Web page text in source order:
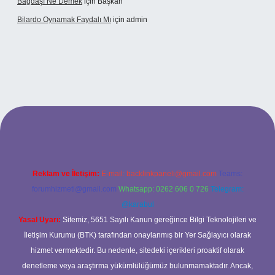
Bilardo Oynamak Faydalı Mı için admin
bahis sitesi
Reklam ve İletişim: E-mail: backlinkpaneli@gmail.com Teams:
forumhizmeti@gmail.com Whatsapp: 0262 606 0 726 Telegram:
@karabul
Yasal Uyarı: Sitemiz, 5651 Sayılı Kanun gereğince Bilgi Teknolojileri ve
İletişim Kurumu (BTK) tarafından onaylanmış bir Yer Sağlayıcı olarak
hizmet vermektedir. Bu nedenle, sitedeki içerikleri proaktif olarak
denetleme veya araştırma yükümlülüğümüz bulunmamaktadır. Ancak,